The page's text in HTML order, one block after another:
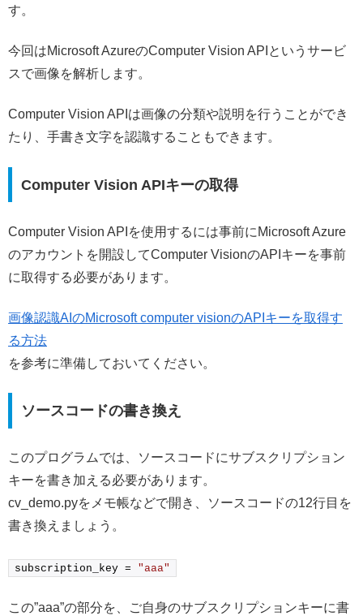
す。
今回はMicrosoft AzureのComputer Vision APIというサービ
スで画像を解析します。
Computer Vision APIは画像の分類や説明を行うことができ
たり、手書き文字を認識することもできます。
Computer Vision APIキーの取得
Computer Vision APIを使用するには事前にMicrosoft Azure
のアカウントを開設してComputer VisionのAPIキーを事前
に取得する必要があります。
画像認識AIのMicrosoft computer visionのAPIキーを取得す
る方法
を参考に準備しておいてください。
ソースコードの書き換え
このプログラムでは、ソースコードにサブスクリプション
キーを書き加える必要があります。
cv_demo.pyをメモ帳などで開き、ソースコードの12行目を
書き換えましょう。
subscription_key = "aaa"
この”aaa”の部分を、ご自身のサブスクリプションキーに書